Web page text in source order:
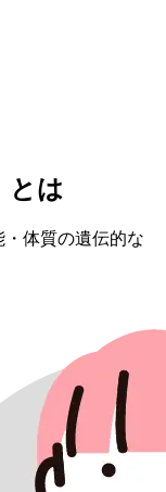
とは
体質の遺伝的な